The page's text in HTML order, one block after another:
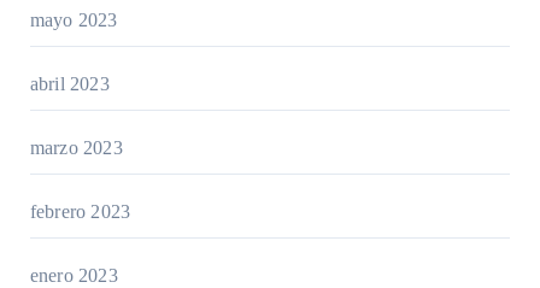
mayo 2023
abril 2023
marzo 2023
febrero 2023
enero 2023